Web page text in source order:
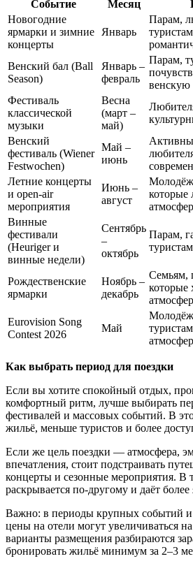
Событие Месяц
Новогодние
ярмарки и зимние
концерты
Январь
Парам,
Венский бал (Ball
Season)
Январь –
февраль
Парам,
венскую
Фестиваль
классической
музыки
Весна
(март –
май)
Венский
фестиваль (Wiener
Festwochen)
Май –
июнь
Летние концерты
и open-air
мероприятия
Июнь –
август
Винные
фестивали
(Heuriger и
винные недели)
Сентябрь
–
октябрь
Парам,
Рождественские
ярмарки
Ноябрь –
декабрь
Семьям,
которые
Eurovision Song
Contest 2026
Май
Как выбрать период для поездки
Если вы хотите спокойный отдых,
комфортный ритм, лучше выбирать
фестивалей и массовых событий. В
жильё, меньше туристов и более
Если же цель поездки — атмосфера,
впечатления, стоит подстраивать
концерты и сезонные мероприятия. В
раскрывается по-другому и даёт
Важно: в периоды крупных событий и
цены на отели могут увеличиваться
варианты размещения разбираются
бронировать жильё минимум за 2–3